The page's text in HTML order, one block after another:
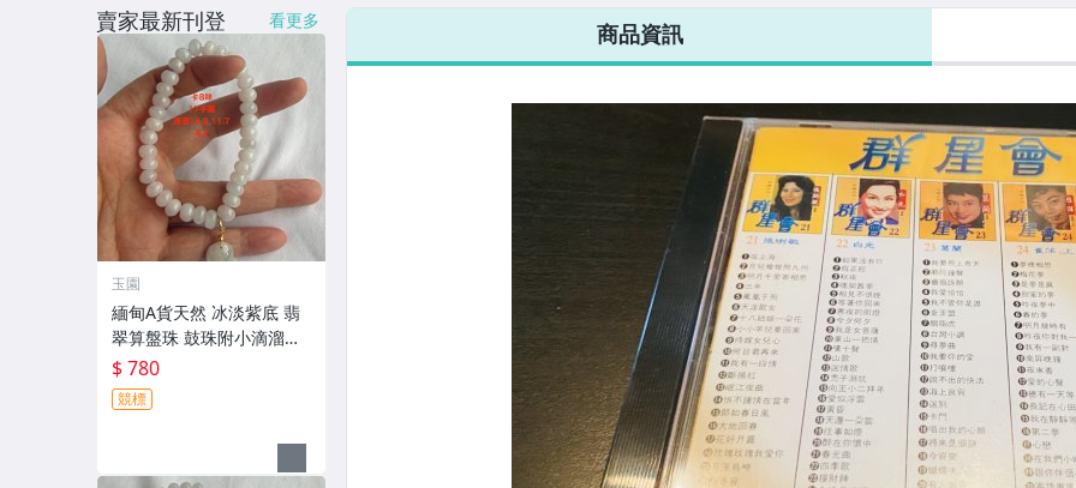
商品資訊
賣家最新刊登 看更多
玉園
緬甸A貨天然 冰淡紫底 翡
翠算盤珠 鼓珠附小滴溜手
$ 780
競標